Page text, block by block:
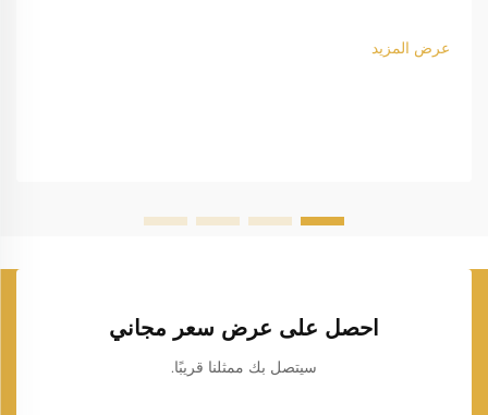
عرض المزيد
احصل على عرض سعر مجاني
سيتصل بك ممثلنا قريبًا.